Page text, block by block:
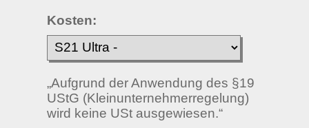
Kosten:
„Aufgrund der Anwendung des §19
UStG (Kleinunternehmerregelung)
wird keine USt ausgewiesen.“